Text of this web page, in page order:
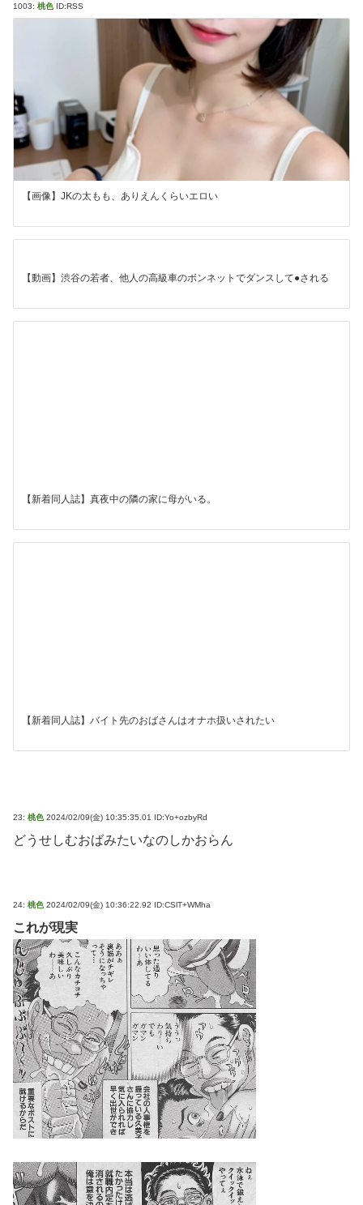
1003: 桃色 ID:RSS
【画像】JKの太もも、ありえんくらいエロい
【動画】渋谷の若者、他人の高級車のボンネットでダンスして●される
【新着同人誌】真夜中の隣の家に母がいる。
【新着同人誌】バイト先のおばさんはオナホ扱いされたい
23: 桃色 2024/02/09(金) 10:35:35.01 ID:Yo+ozbyRd
どうせしむおばみたいなのしかおらん
24: 桃色 2024/02/09(金) 10:36:22.92 ID:CSlT+WMha
これが現実